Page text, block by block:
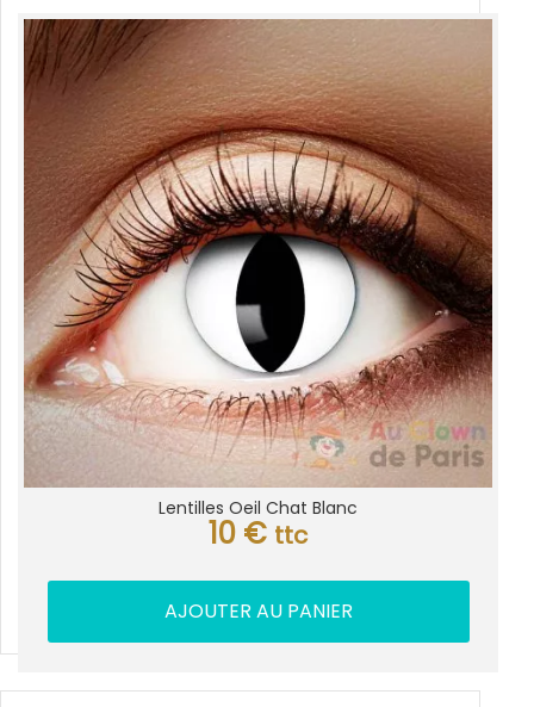
Lentilles Oeil Chat Blanc
10 € ttc
AJOUTER AU PANIER